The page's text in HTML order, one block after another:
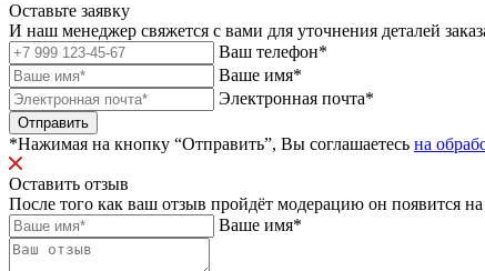
Оставьте заявку
И наш менеджер свяжется с вами для уточнения деталей
Ваш телефон*
Ваше имя*
Электронная почта*
Отправить
*Нажимая на кнопку “Отправить”, Вы соглашаетесь на
Оставить отзыв
После того как ваш отзыв пройдёт модерацию он появится на
Ваше имя*